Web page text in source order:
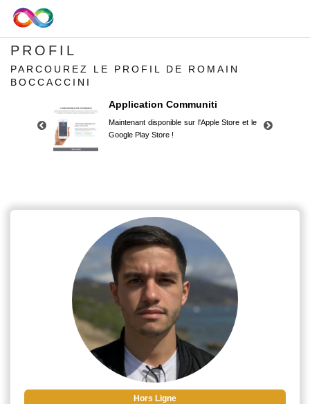
PROFIL
PARCOUREZ LE PROFIL DE ROMAIN
BOCCACCINI
Application Communiti
Maintenant disponible sur l'Apple Store et le
Google Play Store !
Google Play Store !
Hors Ligne